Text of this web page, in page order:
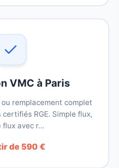
VMC à Paris
remplacement complet
RGE. Simple flux,
flux avec r…
de 590 €